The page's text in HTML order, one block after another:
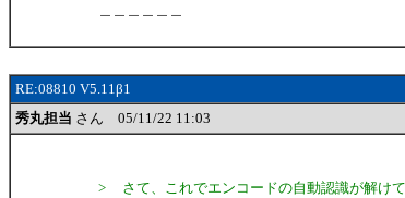
RE:08810 V5.11β1
秀丸担当 さん 05/11/22 11:03
> さて、これでエンコードの自動認識が解け